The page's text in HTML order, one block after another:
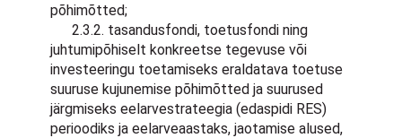
põhimõtted;
2.3.2. tasandusfondi, toetusfondi ning
juhtumipõhiselt konkreetse tegevuse või
investeeringu toetamiseks eraldatava toetuse
suuruse kujunemise põhimõtted ja suurused
järgmiseks eelarvestrateegia (edaspidi RES)
perioodiks ja eelarveaastaks, jaotamise alused,